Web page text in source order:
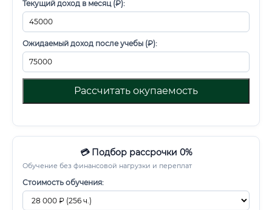
Текущий доход в месяц (₽):
Ожидаемый доход после учебы (₽):
Рассчитать окупаемость
💳 Подбор рассрочки 0%
Обучение без финансовой нагрузки и переплат
Стоимость обучения: